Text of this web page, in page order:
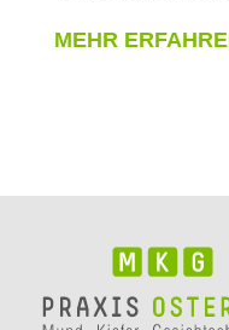
MEHR